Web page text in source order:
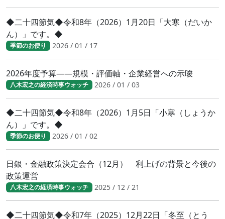
◆二十四節気◆令和8年（2026）1月20日「大寒（だいか
ん）」です。◆
季節のお便り 2026 / 01 / 17
2026年度予算――規模・評価軸・企業経営への示唆
八木宏之の経済時事ウォッチ 2026 / 01 / 03
◆二十四節気◆令和8年（2026）1月5日「小寒（しょうか
ん）」です。◆
季節のお便り 2026 / 01 / 02
日銀・金融政策決定会合（12月） 利上げの背景と今後の
政策運営
八木宏之の経済時事ウォッチ 2025 / 12 / 21
◆二十四節気◆令和7年（2025）12月22日「冬至（とう